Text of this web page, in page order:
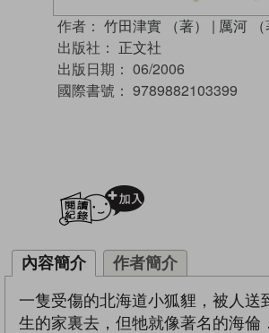
作者： 竹田津實 （著） | 厲河 （
出版社： 正文社
出版日期： 06/2006
國際書號： 9789882103399
內容簡介 作者簡介
一隻受傷的北海道小狐貍，被人送
生的家裏去，但牠就像著名的海倫